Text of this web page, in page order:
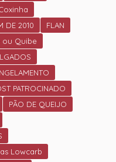
DE 2010
FLAN
ou Quibe
PATROCINADO
PÃO DE QUEIJO
Lowcarb